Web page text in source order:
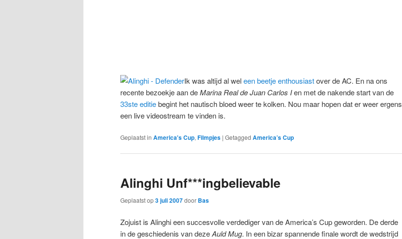
Ik was altijd al weleen beetje enthousiastover de AC. En na ons
recente bezoekje aan deMarina Real de Juan Carlos Ien met de nakende start van de
33ste editiebegint het nautisch bloed weer te kolken. Nou maar hopen dat er weer ergens
een live videostream te vinden is.
Geplaatst in America's Cup, Filmpjes | Getagged America’s Cup
Alinghi Unf***ingbelievable
Geplaatst op3 juli 2007door Bas
Zojuist is Alinghi een succesvolle verdediger van de America’s Cup geworden. De derde
in de geschiedenis van dezeAuld Mug. In een bizar spannende finale wordt de wedstrijd